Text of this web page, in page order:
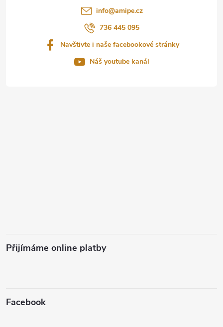
info@amipe.cz
736 445 095
Navštivte i naše facebookové stránky
Náš youtube kanál
Přijímáme online platby
Facebook